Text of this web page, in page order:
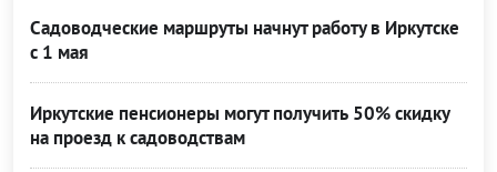
Садоводческие маршруты начнут работу в Иркутске
с 1 мая
Иркутские пенсионеры могут получить 50% скидку
на проезд к садоводствам